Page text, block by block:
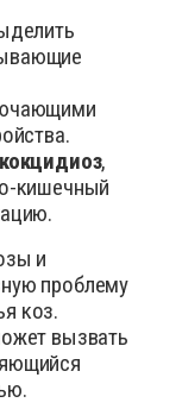
кокцидиоз,
кишечный
и
проблему
коз.
вызвать